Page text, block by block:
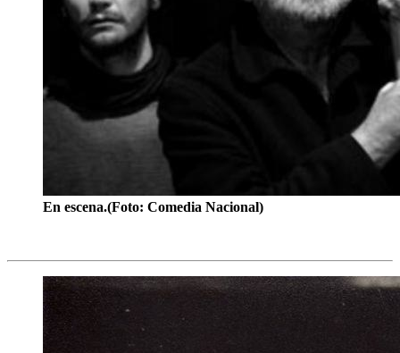
En escena.(Foto: Comedia Nacional)